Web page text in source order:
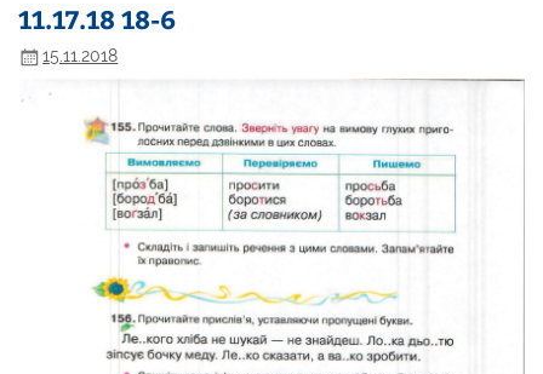
11.17.18 18-6
15.11.2018